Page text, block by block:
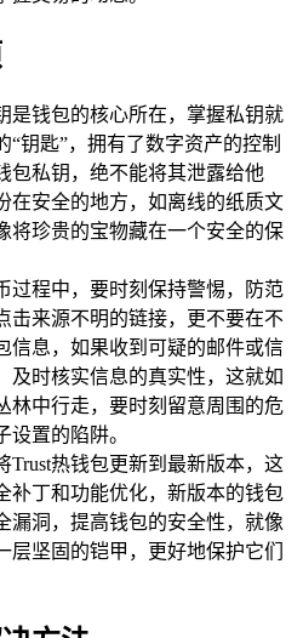
是钱包的核心所在，掌握私钥就
“钥匙”，拥有了数字资产的控制
包私钥，绝不能将其泄露给他
在安全的地方，如离线的纸质文
将珍贵的宝物藏在一个安全的保
过程中，要时刻保持警惕，防范
击来源不明的链接，更不要在不
信息，如果收到可疑的邮件或信
及时核实信息的真实性，这就如
林中行走，要时刻留意周围的危
设置的陷阱。
Trust热钱包更新到最新版本，这
补丁和功能优化，新版本的钱包
漏洞，提高钱包的安全性，就像
层坚固的铠甲，更好地保护它们